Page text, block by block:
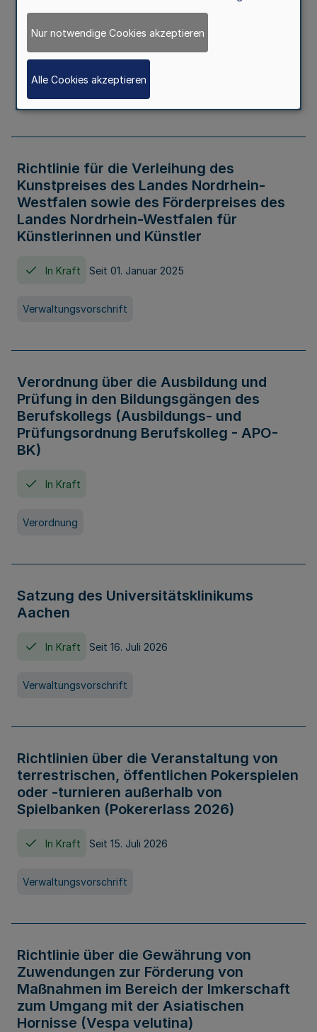
Kindertageseinrichtungen im Zeitraum
In Kraft Seit 20. Juni 2026
Verwaltungsvorschrift
Richtlinie für die Verleihung des
Kunstpreises des Landes Nordrhein-
Westfalen sowie des Förderpreises des
Landes Nordrhein-Westfalen für
Künstlerinnen und Künstler
In Kraft Seit 01. Januar 2025
Verwaltungsvorschrift
Verordnung über die Ausbildung und
Prüfung in den Bildungsgängen des
Berufskollegs (Ausbildungs- und
Prüfungsordnung Berufskolleg - APO-
BK)
In Kraft
Verordnung
Satzung des Universitätsklinikums
Aachen
In Kraft Seit 16. Juli 2026
Verwaltungsvorschrift
Richtlinien über die Veranstaltung von
terrestrischen, öffentlichen Pokerspielen
oder -turnieren außerhalb von
Spielbanken (Pokererlass 2026)
In Kraft Seit 15. Juli 2026
Verwaltungsvorschrift
Richtlinie über die Gewährung von
Zuwendungen zur Förderung von
Maßnahmen im Bereich der Imkerschaft
zum Umgang mit der Asiatischen
Hornisse (Vespa velutina)
Nur notwendige Cookies akzeptieren
Alle Cookies akzeptieren